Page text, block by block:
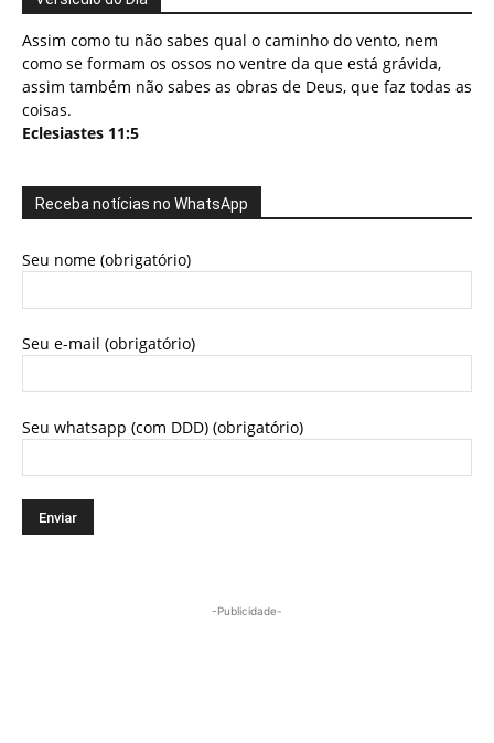
Assim como tu não sabes qual o caminho do vento, nem
como se formam os ossos no ventre da que está grávida,
assim também não sabes as obras de Deus, que faz todas as
coisas.
Eclesiastes 11:5
Receba notícias no WhatsApp
Seu nome (obrigatório)
Seu e-mail (obrigatório)
Seu whatsapp (com DDD) (obrigatório)
-Publicidade-